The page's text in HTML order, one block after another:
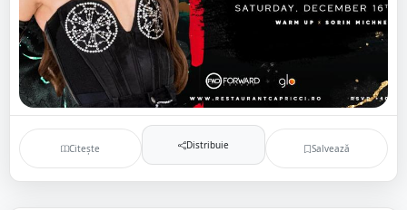
Citește Distribuie Salvează